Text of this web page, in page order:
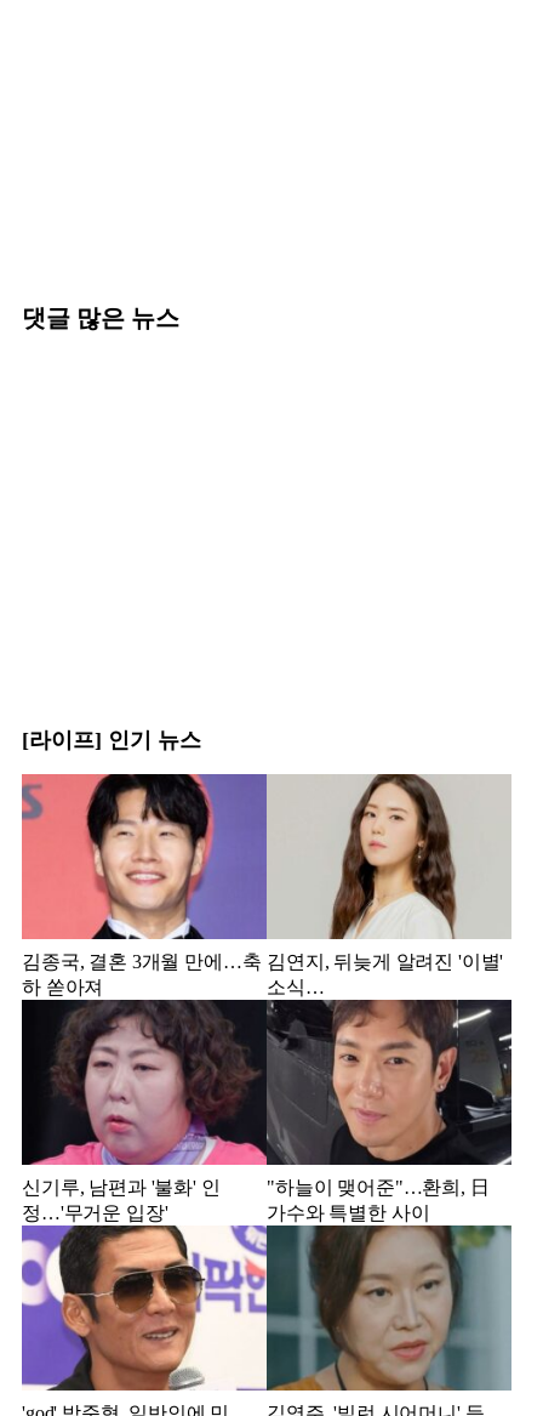
댓글 많은 뉴스
[라이프] 인기 뉴스
김종국, 결혼 3개월 만에…축
하 쏟아져
김연지, 뒤늦게 알려진 '이별'
소식…
신기루, 남편과 '불화' 인
정…'무거운 입장'
"하늘이 맺어준"…환희, 日
가수와 특별한 사이